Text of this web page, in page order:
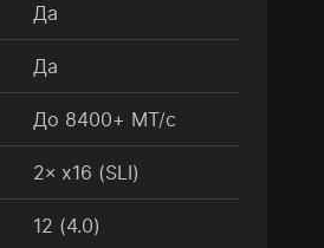
Да
Да
До 8400+ МТ/с
2× x16 (SLI)
12 (4.0)